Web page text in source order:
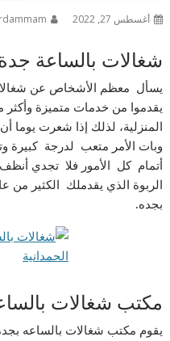
أغسطس 27, 2022
شغالات بالساعة
يسأل معظم الأشخاص عن
يقدموا من خدمات متميزة وأكثر
المنزلية، لذلك إذا شعرت يوما
وبات الأمر متعب لدرجة
أتمام كل الأمور فلا تجدي
الربوة الذي يقدملك الكثير من
بجده.
مكتب شغالات
يقوم مكتب شغالات بالساعه